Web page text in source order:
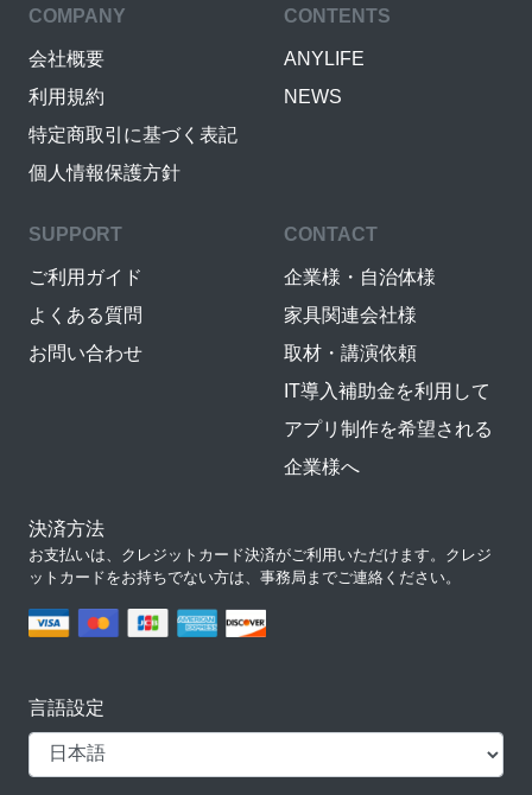
COMPANY
会社概要
利用規約
特定商取引に基づく表記
個人情報保護方針
CONTENTS
ANYLIFE
NEWS
SUPPORT
ご利用ガイド
よくある質問
お問い合わせ
CONTACT
企業様・自治体様
家具関連会社様
取材・講演依頼
IT導入補助金を利用して
アプリ制作を希望される
企業様へ
決済方法
お支払いは、クレジットカード決済がご利用いただけます。クレジ
ットカードをお持ちでない方は、事務局までご連絡ください。
言語設定